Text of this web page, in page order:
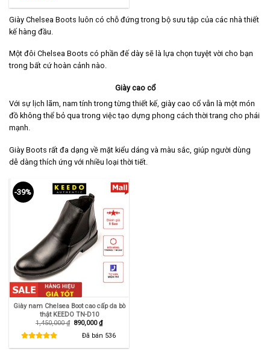
Giày Chelsea Boots luôn có chỗ đứng trong bộ sưu tập của các nhà thiết
kế hàng đầu.
Một đôi Chelsea Boots có phần đế dày sẽ là lựa chọn tuyệt vời cho bạn
trong bất cứ hoàn cảnh nào.
Giày cao cổ
Với sự lịch lãm, nam tính trong từng thiết kế, giày cao cổ vẫn là một món
đồ không thể bỏ qua trong việc tạo dựng phong cách thời trang cho phái
mạnh.
Giày Boots rất đa dạng về mặt kiểu dáng và màu sắc, giúp người dùng
dễ dàng thích ứng với nhiều loại thời tiết.
-39%
Giày nam Chelsea Boot cao cấp da bò
thật KEEDO TN-D10
1,450,000₫ Giá
1,450,000 ₫.
890,000₫Giá
hiện
tại
là:
890,000 ₫.
Đã bán 536